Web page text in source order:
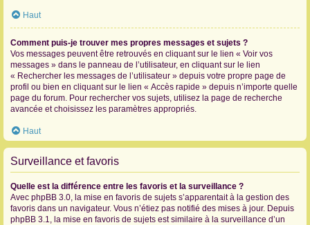
Haut
Comment puis-je trouver mes propres messages et sujets ?
Vos messages peuvent être retrouvés en cliquant sur le lien « Voir vos
messages » dans le panneau de l’utilisateur, en cliquant sur le lien
« Rechercher les messages de l’utilisateur » depuis votre propre page de
profil ou bien en cliquant sur le lien « Accès rapide » depuis n’importe quelle
page du forum. Pour rechercher vos sujets, utilisez la page de recherche
avancée et choisissez les paramètres appropriés.
Haut
Surveillance et favoris
Quelle est la différence entre les favoris et la surveillance ?
Avec phpBB 3.0, la mise en favoris de sujets s’apparentait à la gestion des
favoris dans un navigateur. Vous n’étiez pas notifié des mises à jour. Depuis
phpBB 3.1, la mise en favoris de sujets est similaire à la surveillance d’un